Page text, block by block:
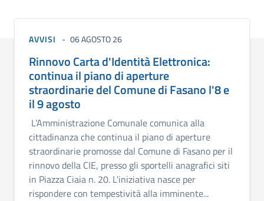
AVVISI 06 AGOSTO 26
Rinnovo Carta d'Identità Elettronica:
continua il piano di aperture
straordinarie del Comune di Fasano l'8 e
il 9 agosto
L’Amministrazione Comunale comunica alla
cittadinanza che continua il piano di aperture
straordinarie promosse dal Comune di Fasano per il
rinnovo della CIE, presso gli sportelli anagrafici siti
in Piazza Ciaia n. 20. L'iniziativa nasce per
rispondere con tempestività alla imminente...